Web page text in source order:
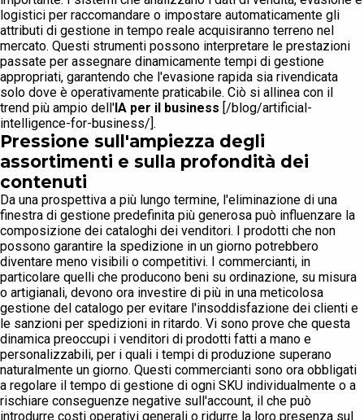
logistici per raccomandare o impostare automaticamente gli
attributi di gestione in tempo reale acquisiranno terreno nel
mercato. Questi strumenti possono interpretare le prestazioni
passate per assegnare dinamicamente tempi di gestione
appropriati, garantendo che l'evasione rapida sia rivendicata
solo dove è operativamente praticabile. Ciò si allinea con il
trend più ampio dell' IA per il business [/blog/artificial-
intelligence-for-business/].
Pressione sull'ampiezza degli
assortimenti e sulla profondità dei
contenuti
Da una prospettiva a più lungo termine, l'eliminazione di una
finestra di gestione predefinita più generosa può influenzare la
composizione dei cataloghi dei venditori. I prodotti che non
possono garantire la spedizione in un giorno potrebbero
diventare meno visibili o competitivi. I commercianti, in
particolare quelli che producono beni su ordinazione, su misura
o artigianali, devono ora investire di più in una meticolosa
gestione del catalogo per evitare l'insoddisfazione dei clienti e
le sanzioni per spedizioni in ritardo. Vi sono prove che questa
dinamica preoccupi i venditori di prodotti fatti a mano e
personalizzabili, per i quali i tempi di produzione superano
naturalmente un giorno. Questi commercianti sono ora obbligati
a regolare il tempo di gestione di ogni SKU individualmente o a
rischiare conseguenze negative sull'account, il che può
introdurre costi operativi generali o ridurre la loro presenza sul